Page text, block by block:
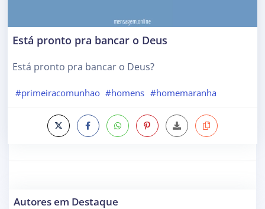
Está pronto pra bancar o Deus
Está pronto pra bancar o Deus?
#primeiracomunhao #homens #homemaranha
Autores em Destaque